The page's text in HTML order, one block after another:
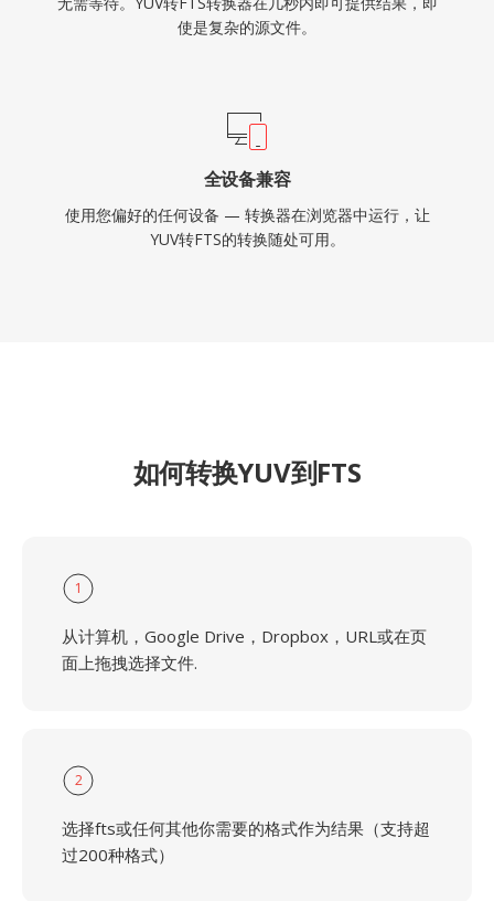
使是复杂的源文件。
全设备兼容
使用您偏好的任何设备 — 转换器在浏览器中运行，让
YUV转FTS的转换随处可用。
如何转换YUV到FTS
1
从计算机，Google Drive，Dropbox，URL或在页
面上拖拽选择文件.
2
选择fts或任何其他你需要的格式作为结果（支持超
过200种格式）